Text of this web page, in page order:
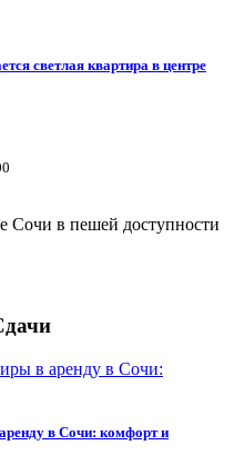
светлая квартира в центре
Сочи в пешей доступности
в Сочи: комфорт и